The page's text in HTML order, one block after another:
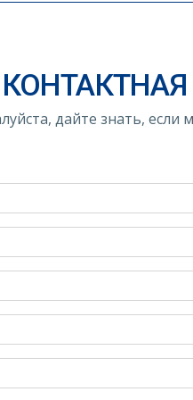
дайте знать,